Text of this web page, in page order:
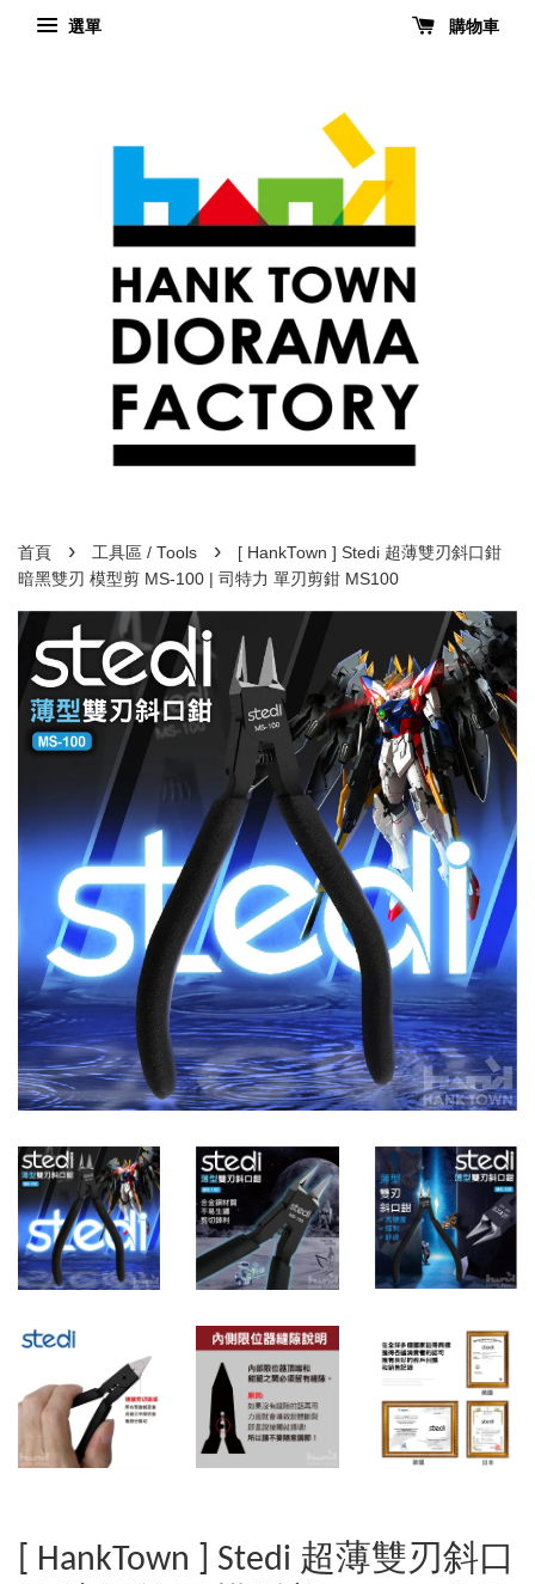
選單 購物車
首頁 › 工具區 / Tools ›
[ HankTown ] Stedi 超薄雙刃斜口鉗
暗黑雙刃 模型剪 MS-100 | 司特力 單刃剪鉗 MS100
[ HankTown ] Stedi 超薄雙刃斜口